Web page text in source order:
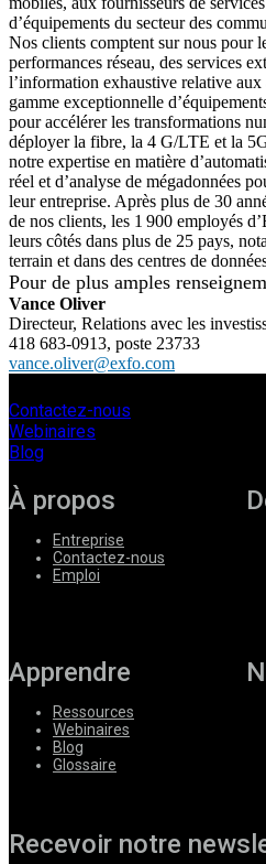
d’équipements du secteur des
Nos clients comptent sur nous pour
performances réseau, des services
l’information exhaustive relative
gamme exceptionnelle
pour accélérer les transformations
déployer la fibre, la 4 G/LTE et la
notre expertise en matière
réel et d’analyse de mégadonnées
leur entreprise. Après plus de 30
de nos clients, les 1 900 employés
leurs côtés dans plus de 25 pays,
terrain et dans des centres de
Pour de plus amples
Vance Oliver
Directeur, Relations avec les
418 683-0913, poste 23733
vance.oliver@exfo.com
Contactez-nous
Webinaires
Blog
À propos
Entreprise
Contactez-nous
Emploi
Apprendre
Ressources
Webinaires
Blog
Glossaire
Recevoir notre